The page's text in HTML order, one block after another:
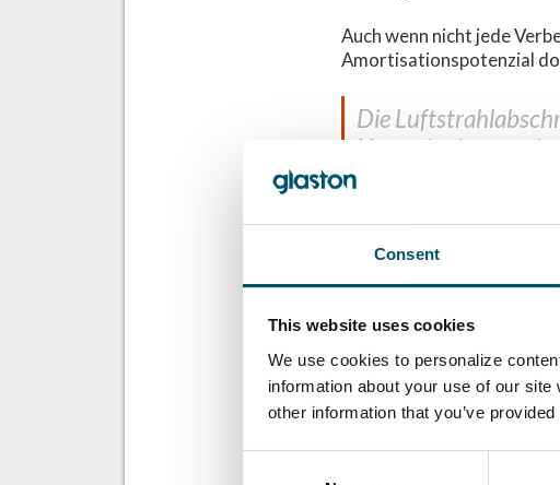
Consent
This website uses cookies
We use cookies to personalize
information about your use of our
other information that you’ve
Auch wenn nicht jede
Amortisationspotenzial
Die
Upgrades kann es
Möchten Sie Zahlen